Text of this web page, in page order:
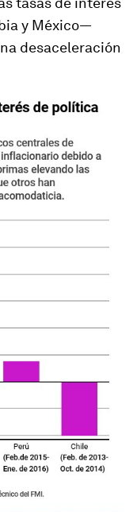
y México—
desaceleración